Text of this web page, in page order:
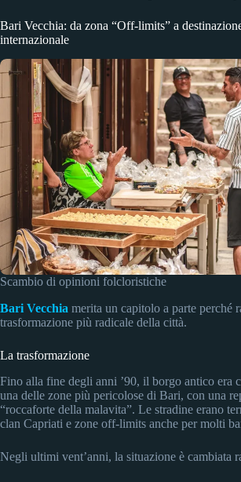
Bari Vecchia: da zona “Off-limits” a
internazionale
Scambio di opinioni folcloristiche
Bari Vecchia merita un capitolo a parte perché
trasformazione più radicale della città.
La trasformazione
Fino alla fine degli anni ’90, il borgo antico era
una delle zone più pericolose di Bari, con una
“roccaforte della malavita”. Le stradine erano
clan Capriati e zone off-limits anche per molti
Negli ultimi vent’anni, la situazione è cambiata